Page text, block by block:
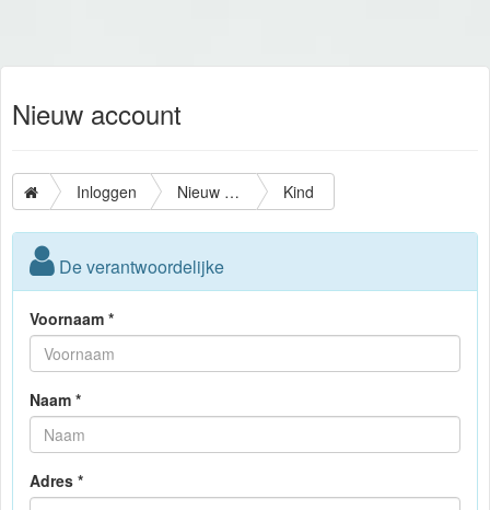
Nieuw account
Inloggen Nieuw account Kind
De verantwoordelijke
Voornaam *
Naam *
Adres *